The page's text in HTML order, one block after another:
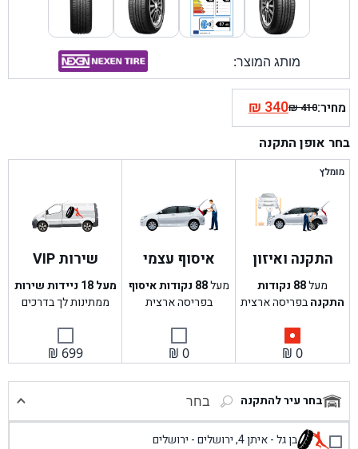
מותג המוצר:
מחיר: ₪410
המחיר
המקורי
היה:
₪340המחיר
הנוכחי
הוא:
בחר אופן התקנה
מומלץ
התקנה ואיזון
מעל88 נקודות
התקנהבפריסה ארצית
₪ 0
איסוף עצמי
מעל88 נקודות איסוף
בפריסה ארצית
₪ 0
שירות VIP
מעל 18 ניידות שירות
ממתינות לך בדרכים
₪ 699
בחר עיר להתקנה בחר
בן גל - איתן 4, ירושלים - ירושלים